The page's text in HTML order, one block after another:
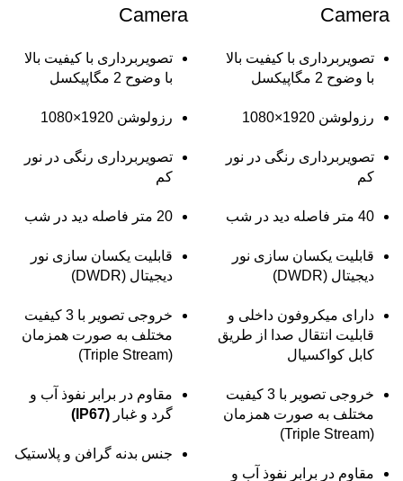
Camera
تصویربرداری با کیفیت بالا
با وضوح 2 مگاپیکسل
رزولوشن 1920×1080
تصویربرداری رنگی در نور
کم
40 متر فاصله دید در شب
قابلیت یکسان سازی نور
دیجیتال (DWDR)
دارای میکروفون داخلی و
قابلیت انتقال صدا از طریق
کابل کواکسیال
خروجی تصویر با 3 کیفیت
مختلف به صورت همزمان
(Triple Stream)
مقاوم در برابر نفوذ آب و
Camera
تصویربرداری با کیفیت بالا
با وضوح 2 مگاپیکسل
رزولوشن 1920×1080
تصویربرداری رنگی در نور
کم
20 متر فاصله دید در شب
قابلیت یکسان سازی نور
دیجیتال (DWDR)
خروجی تصویر با 3 کیفیت
مختلف به صورت همزمان
(Triple Stream)
مقاوم در برابر نفوذ آب و
گرد و غبار (IP67)
جنس بدنه گرافن و پلاستیک